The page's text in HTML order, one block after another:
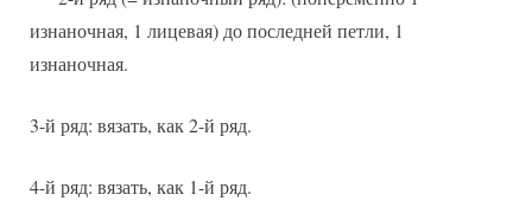
изнаночная, 1 лицевая) до последней петли, 1
изнаночная.
3-й ряд: вязать, как 2-й ряд.
4-й ряд: вязать, как 1-й ряд.